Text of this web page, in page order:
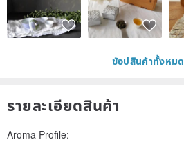
ช้อปสินค้าทั้งหมด
รายละเอียดสินค้า
Aroma Profile: